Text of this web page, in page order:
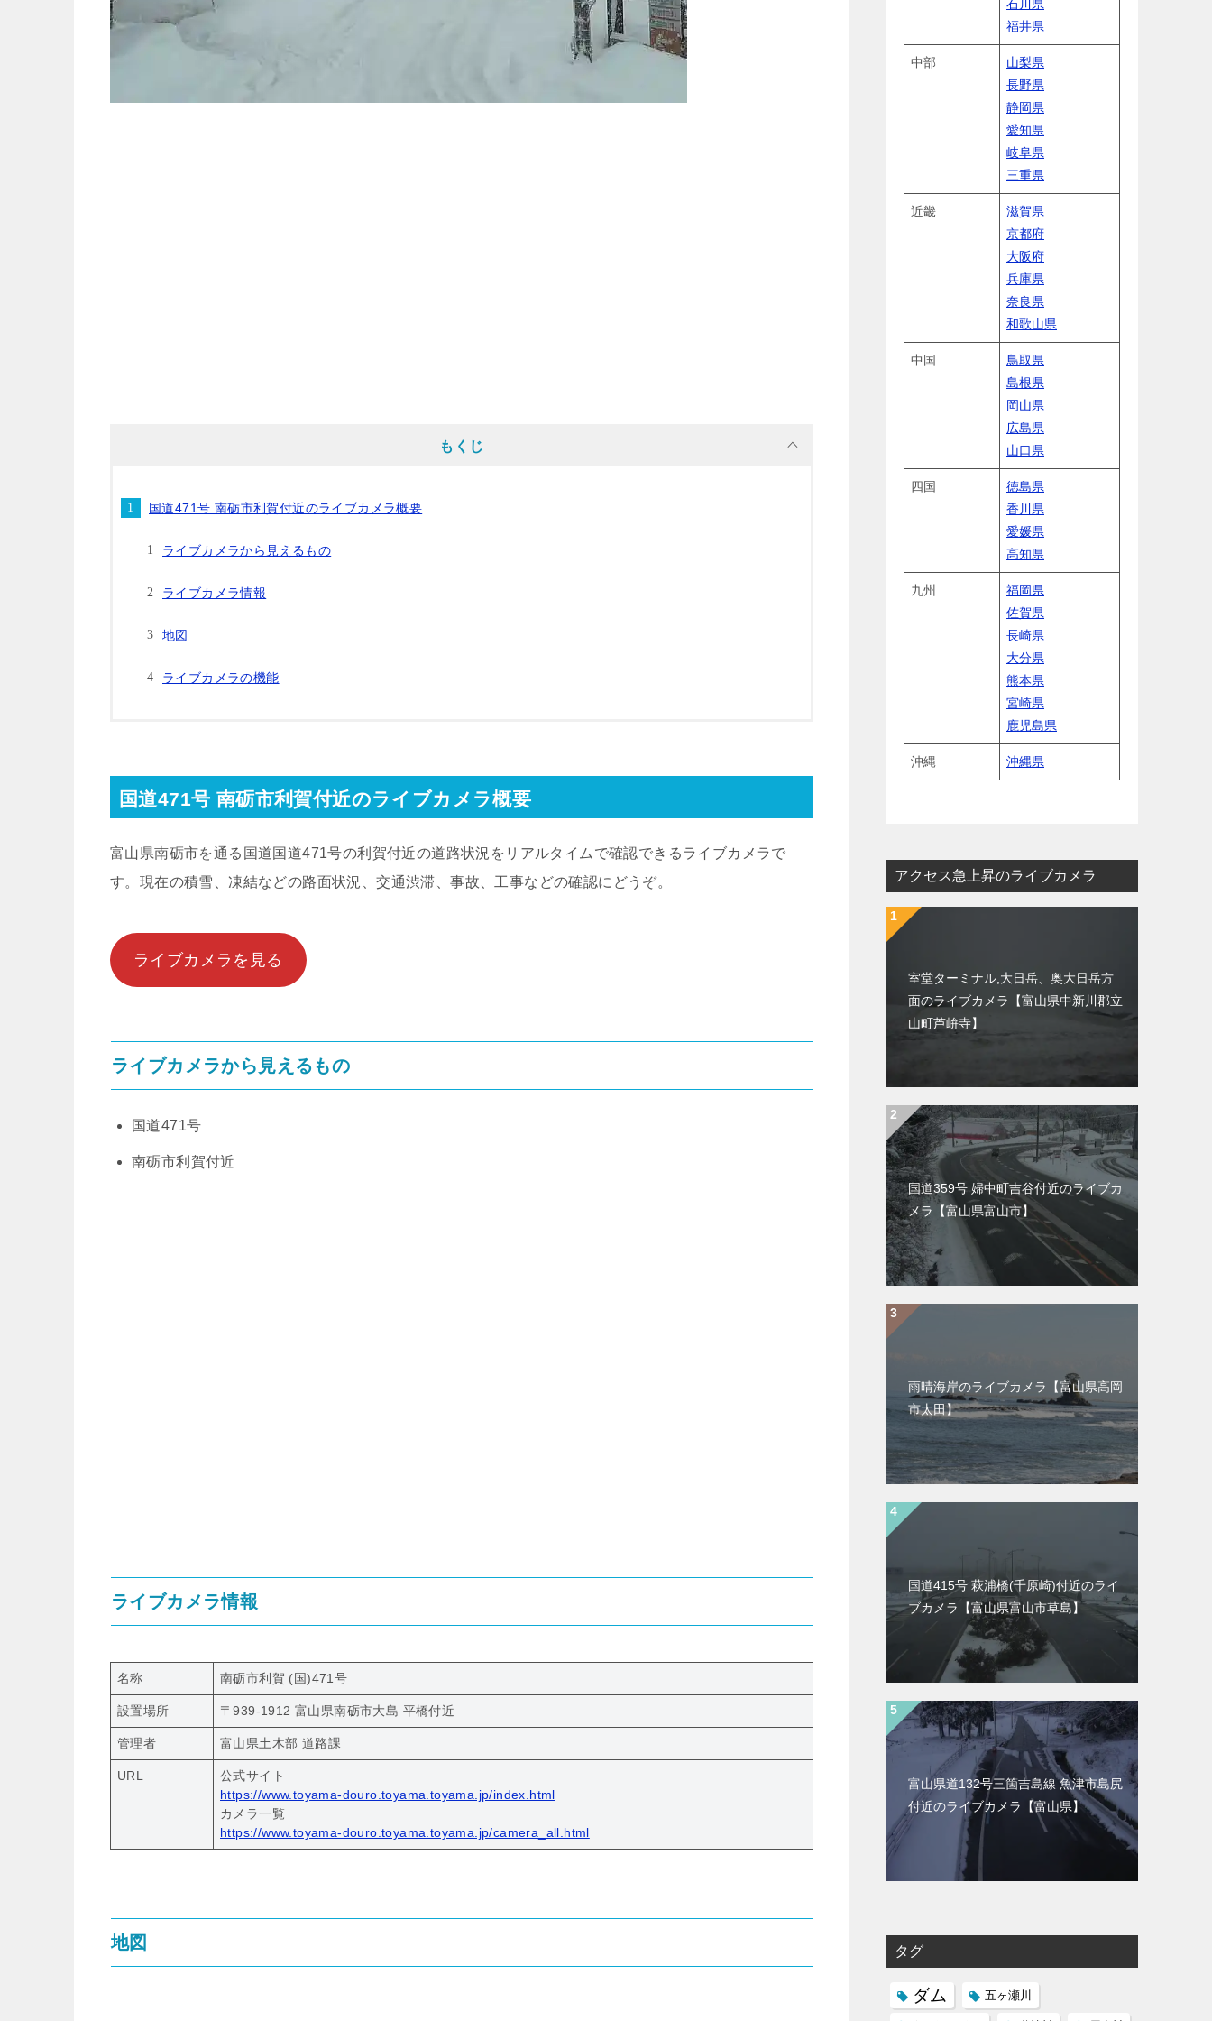
もくじ
国道471号 南砺市利賀付近のライブカメラ概要
ライブカメラから見えるもの
ライブカメラ情報
地図
ライブカメラの機能
国道471号 南砺市利賀付近のライブカメラ概要
富山県南砺市を通る国道国道471号の利賀付近の道路状況をリアルタイムで確認できるライブカメラで
す。現在の積雪、凍結などの路面状況、交通渋滞、事故、工事などの確認にどうぞ。
ライブカメラを見る
ライブカメラから見えるもの
国道471号
南砺市利賀付近
ライブカメラ情報
名称 南砺市利賀 (国)471号
設置場所 〒939-1912 富山県南砺市大島 平橋付近
管理者 富山県土木部 道路課
URL
公式サイト
https://www.toyama-douro.toyama.toyama.jp/index.html
カメラ一覧
https://www.toyama-douro.toyama.toyama.jp/camera_all.html
地図
石川県
福井県
中部
山梨県
長野県
静岡県
愛知県
岐阜県
三重県
近畿
滋賀県
京都府
大阪府
兵庫県
奈良県
和歌山県
中国
鳥取県
島根県
岡山県
広島県
山口県
四国
徳島県
香川県
愛媛県
高知県
九州
福岡県
佐賀県
長崎県
大分県
熊本県
宮崎県
鹿児島県
沖縄 沖縄県
アクセス急上昇のライブカメラ
室堂ターミナル,大日岳、奥大日岳方
面のライブカメラ【富山県中新川郡立
山町芦峅寺】
国道359号 婦中町吉谷付近のライブカ
メラ【富山県富山市】
雨晴海岸のライブカメラ【富山県高岡
市太田】
国道415号 萩浦橋(千原崎)付近のライ
ブカメラ【富山県富山市草島】
富山県道132号三箇吉島線 魚津市島尻
付近のライブカメラ【富山県】
タグ
ダム 五ヶ瀬川